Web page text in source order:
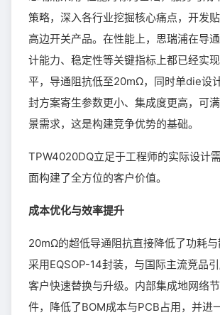
策略，深入各行业挖掘核心痛点，开发
高边开关产品。在性能上，思瑞浦在导
计能力、稳定性等关键指标上都已经实
平，导通阻抗低至20mΩ，同时单die设
封方案寄生参数更小、集成度更高，可
景需求，这是构建竞争优势的基础。
TPW4020DQ立足于工程师的实际设计
面构建了全方位的客户价值。
成本优化与效率提升
20mΩ的超低导通阻抗直接降低了功耗
采用EQSOP-14封装，与国际主流竞品
客户快速替换与升级。内部集成地网络
件，降低了BOM成本与PCB占用，并进